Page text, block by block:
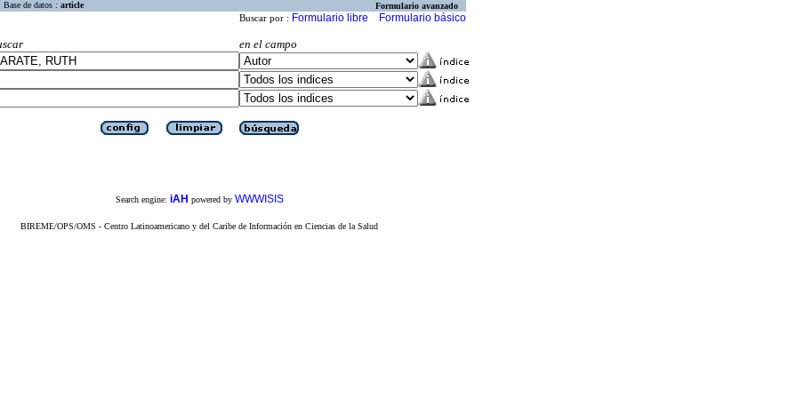
Base de datos : article Formulario avanzado
Buscar por : Formulario libre Formulario básico
en el campo
Search engine: iAH powered by WWWISIS
BIREME/OPS/OMS - Centro Latinoamericano y del Caribe de Información en Ciencias de la Salud